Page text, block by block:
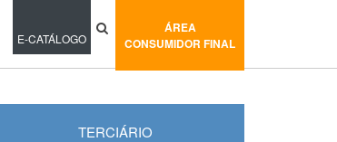
ÁREA
CONSUMIDOR FINAL
E-CATÁLOGO
TERCIÁRIO